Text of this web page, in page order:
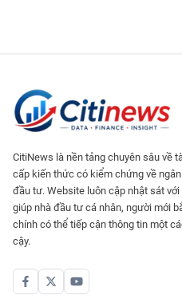
CitiNews là nền tảng chuyên sâu về
cấp kiến thức có kiểm chứng về
đầu tư. Website luôn cập nhật sát
giúp nhà đầu tư cá nhân, người mới
chính có thể tiếp cận thông tin một
cậy.